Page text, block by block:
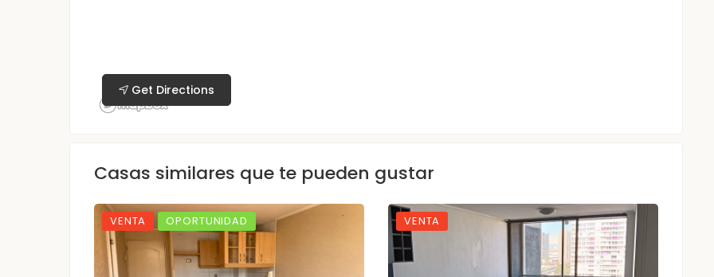
Get Directions
Casas similares que te pueden gustar
VENTA OPORTUNIDAD VENTA